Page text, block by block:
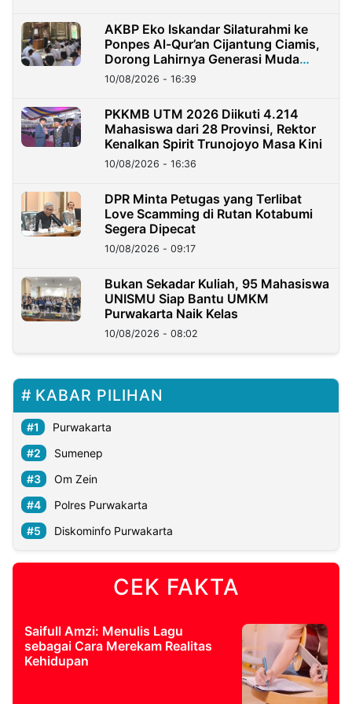
AKBP Eko Iskandar Silaturahmi ke
Ponpes Al-Qur’an Cijantung Ciamis,
Dorong Lahirnya Generasi Muda
Berkarakter
10/08/2026 - 16:39
PKKMB UTM 2026 Diikuti 4.214
Mahasiswa dari 28 Provinsi, Rektor
Kenalkan Spirit Trunojoyo Masa Kini
10/08/2026 - 16:36
DPR Minta Petugas yang Terlibat
Love Scamming di Rutan Kotabumi
Segera Dipecat
10/08/2026 - 09:17
Bukan Sekadar Kuliah, 95 Mahasiswa
UNISMU Siap Bantu UMKM
Purwakarta Naik Kelas
10/08/2026 - 08:02
KABAR PILIHAN
Purwakarta
Sumenep
Om Zein
Polres Purwakarta
Diskominfo Purwakarta
CEK FAKTA
Saifull Amzi: Menulis Lagu
sebagai Cara Merekam Realitas
Kehidupan